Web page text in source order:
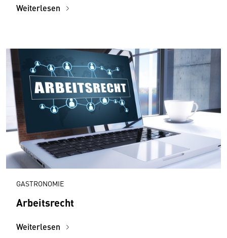
Weiterlesen
GASTRONOMIE
Arbeitsrecht
Weiterlesen